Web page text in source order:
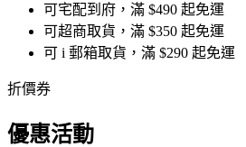
可宅配到府，滿 $490 起免運
可超商取貨，滿 $350 起免運
可 i 郵箱取貨，滿 $290 起免運
折價券
優惠活動